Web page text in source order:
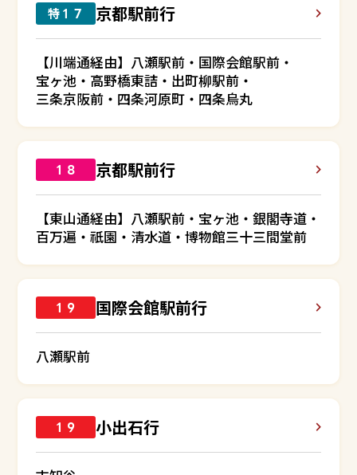
特１７ 京都駅前行
【川端通経由】八瀬駅前・国際会館駅前・
宝ヶ池・高野橋東詰・出町柳駅前・
三条京阪前・四条河原町・四条烏丸
１８ 京都駅前行
【東山通経由】八瀬駅前・宝ヶ池・銀閣寺道・
百万遍・祇園・清水道・博物館三十三間堂前
１９ 国際会館駅前行
八瀬駅前
１９ 小出石行